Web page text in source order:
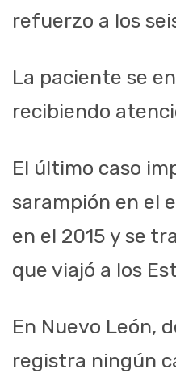
refuerzo a los
La paciente se
recibiendo
El último caso
sarampión en el
en el 2015 y se
que viajó a los
En Nuevo León,
registra ningún